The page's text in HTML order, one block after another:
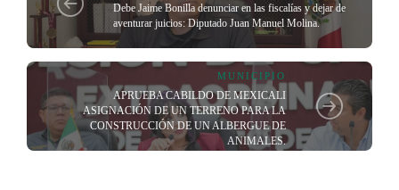
Debe Jaime Bonilla denunciar en las fiscalías y dejar de
aventurar juicios: Diputado Juan Manuel Molina.
MUNICIPIO
APRUEBA CABILDO DE MEXICALI
ASIGNACIÓN DE UN TERRENO PARA LA
CONSTRUCCIÓN DE UN ALBERGUE DE
ANIMALES.